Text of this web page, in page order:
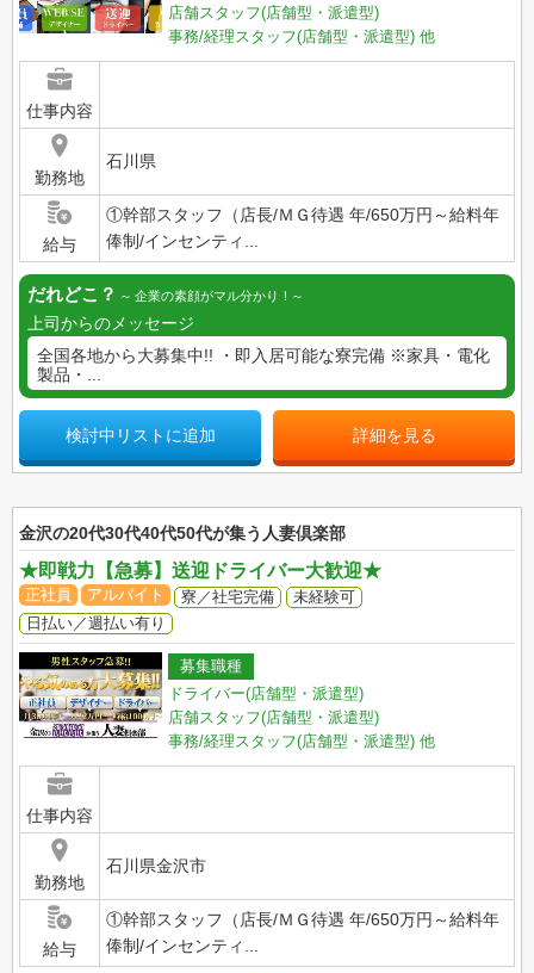
店舗スタッフ(店舗型・派遣型)
事務/経理スタッフ(店舗型・派遣型) 他
仕事内容
勤務地
石川県
給与
①幹部スタッフ（店長/ＭＧ待遇 年/650万円～給料年
俸制/インセンティ...
だれどこ？ 企業の素顔がマル分かり！
上司からのメッセージ
全国各地から大募集中!! ・即入居可能な寮完備 ※家具・電化
製品・...
検討中リストに追加 詳細を見る
金沢の20代30代40代50代が集う人妻倶楽部
★即戦力【急募】送迎ドライバー大歓迎★
正社員 アルバイト 寮／社宅完備
未経験可
日払い／週払い有り
募集職種
ドライバー(店舗型・派遣型)
店舗スタッフ(店舗型・派遣型)
事務/経理スタッフ(店舗型・派遣型) 他
仕事内容
勤務地
石川県金沢市
給与
①幹部スタッフ（店長/ＭＧ待遇 年/650万円～給料年
俸制/インセンティ...